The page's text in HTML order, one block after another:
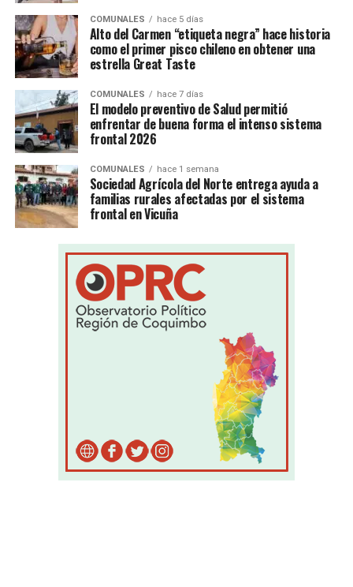
COMUNALES hace 5 días
Alto del Carmen “etiqueta negra” hace historia
como el primer pisco chileno en obtener una
estrella Great Taste
COMUNALES hace 7 días
El modelo preventivo de Salud permitió
enfrentar de buena forma el intenso sistema
frontal 2026
COMUNALES hace 1 semana
Sociedad Agrícola del Norte entrega ayuda a
familias rurales afectadas por el sistema
frontal en Vicuña